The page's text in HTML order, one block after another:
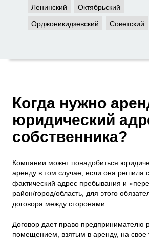
Ленинский Октябрьский
Орджоникидзевский Советский
Когда нужно
юридический
собственника?
Компании может понадобиться
аренду в том случае, если она решила
фактический адрес пребывания и
район/город/область, для этого
договора между сторонами.
Договор дает право предпринимателю
помещением, взятым в аренду, на свое